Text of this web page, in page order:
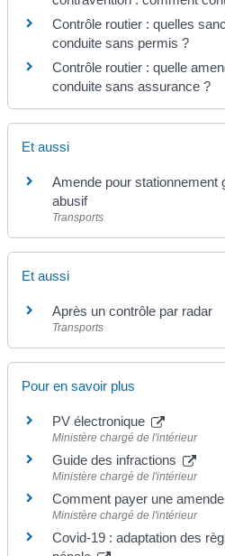
Contrôle routier : quelles
conduite sans permis ?
Contrôle routier : quelle
conduite sans assurance ?
Et aussi
Amende pour stationnement
abusif
Transports
Et aussi
Après un contrôle par radar
Transports
Pour en savoir plus
PV électronique
Ministère chargé de l'intérieur
Guide des infractions
Ministère chargé de l'intérieur
Comment payer une amende
Ministère chargé de l'intérieur
Covid-19 : adaptation des